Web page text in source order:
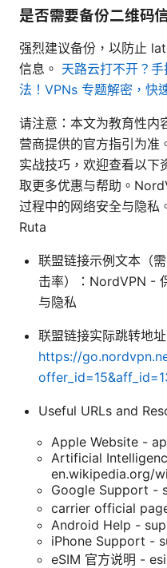
是否需要备份二维码
强烈建议备份，以防止
信息。 天路云打不开？
法！VPNs 专题解密，快
请注意：本文为教育性内
营商提供的官方指引为准
实战技巧，欢迎查看以下
取更多优惠与帮助。
过程中的网络安全与隐私
Ruta
联盟链接示例文本（
击率）：NordVPN -
与隐私
联盟链接实际跳转地址
https://
Useful URLs and
Apple Website -
Artificial
en.wikipedia.org/
Google Support -
carrier official
Android Help -
iPhone Support -
eSIM 官方说明 -